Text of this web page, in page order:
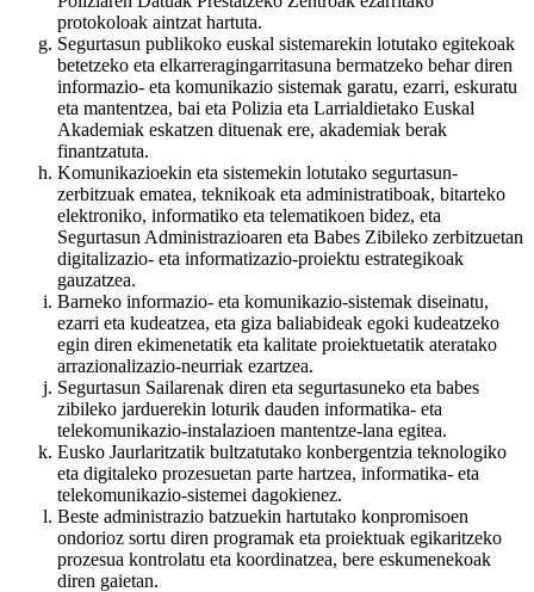
protokoloak aintzat hartuta.
Segurtasun publikoko euskal sistemarekin lotutako egitekoak
betetzeko eta elkarreragingarritasuna bermatzeko behar diren
informazio- eta komunikazio sistemak garatu, ezarri, eskuratu
eta mantentzea, bai eta Polizia eta Larrialdietako Euskal
Akademiak eskatzen dituenak ere, akademiak berak
finantzatuta.
Komunikazioekin eta sistemekin lotutako segurtasun-
zerbitzuak ematea, teknikoak eta administratiboak, bitarteko
elektroniko, informatiko eta telematikoen bidez, eta
Segurtasun Administrazioaren eta Babes Zibileko zerbitzuetan
digitalizazio- eta informatizazio-proiektu estrategikoak
gauzatzea.
Barneko informazio- eta komunikazio-sistemak diseinatu,
ezarri eta kudeatzea, eta giza baliabideak egoki kudeatzeko
egin diren ekimenetatik eta kalitate proiektuetatik ateratako
arrazionalizazio-neurriak ezartzea.
Segurtasun Sailarenak diren eta segurtasuneko eta babes
zibileko jarduerekin loturik dauden informatika- eta
telekomunikazio-instalazioen mantentze-lana egitea.
Eusko Jaurlaritzatik bultzatutako konbergentzia teknologiko
eta digitaleko prozesuetan parte hartzea, informatika- eta
telekomunikazio-sistemei dagokienez.
Beste administrazio batzuekin hartutako konpromisoen
ondorioz sortu diren programak eta proiektuak egikaritzeko
prozesua kontrolatu eta koordinatzea, bere eskumenekoak
diren gaietan.